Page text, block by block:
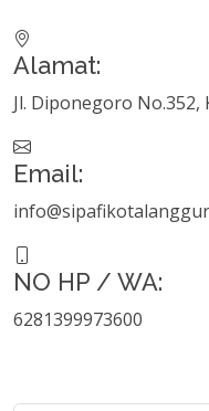
Alamat:
Jl. Diponegoro
Email:
NO HP / WA:
6281399973600